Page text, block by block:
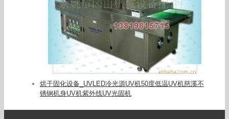
烘干固化设备_UVLED冷光源UV机50度低温UV机慈溪不
锈钢机身UV机紫外线UV光固机